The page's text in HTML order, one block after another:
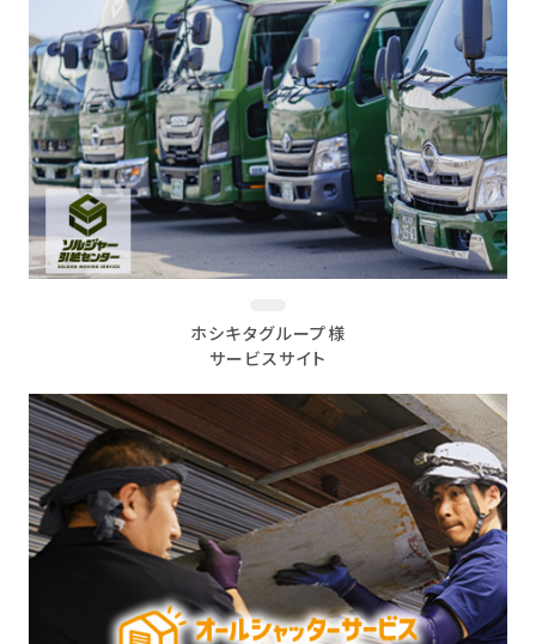
ホシキタグループ様
サービスサイト